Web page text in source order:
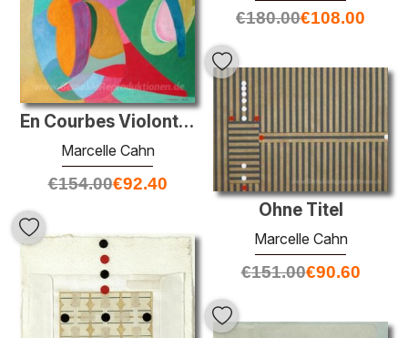
€180.00€108.00
En Courbes Violontes
Marcelle Cahn
€154.00€92.40
Ohne Titel
Marcelle Cahn
€151.00€90.60